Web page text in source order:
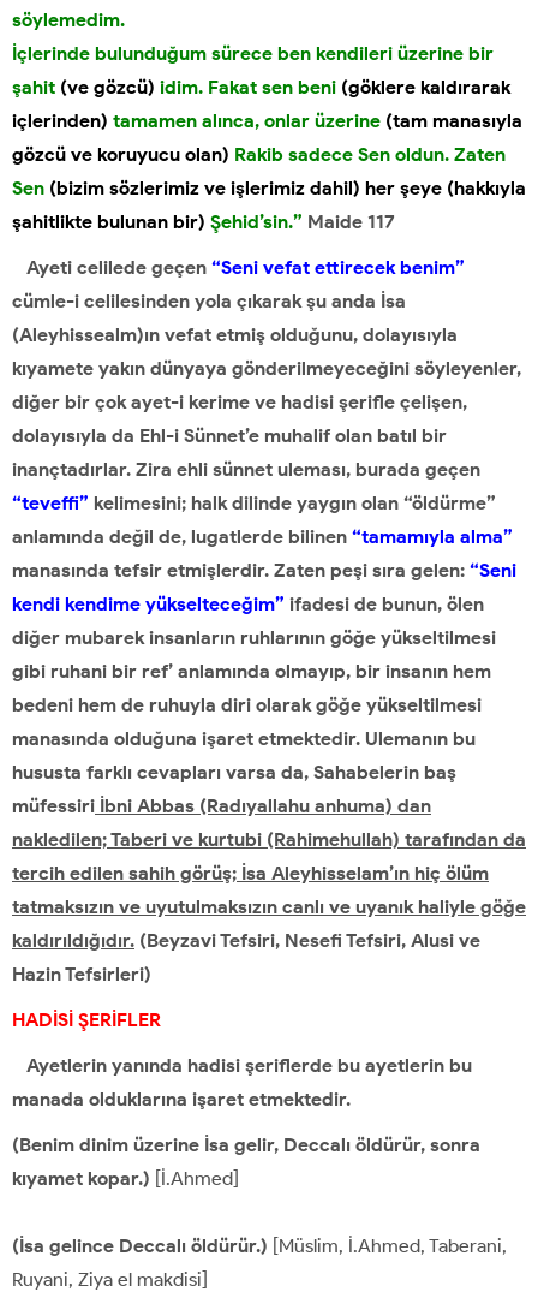
söylemedim.
İçlerinde bulunduğum sürece ben kendileri üzerine bir
şahit (ve gözcü) idim. Fakat sen beni (göklere kaldırarak
içlerinden) tamamen alınca, onlar üzerine (tam manasıyla
gözcü ve koruyucu olan) Rakib sadece Sen oldun. Zaten
Sen (bizim sözlerimiz ve işlerimiz dahil) her şeye (hakkıyla
şahitlikte bulunan bir) Şehid’sin.” Maide 117
Ayeti celilede geçen “Seni vefat ettirecek benim”
cümle-i celilesinden yola çıkarak şu anda İsa
(Aleyhissealm)ın vefat etmiş olduğunu, dolayısıyla
kıyamete yakın dünyaya gönderilmeyeceğini söyleyenler,
diğer bir çok ayet-i kerime ve hadisi şerifle çelişen,
dolayısıyla da Ehl-i Sünnet’e muhalif olan batıl bir
inançtadırlar. Zira ehli sünnet uleması, burada geçen
“teveffi” kelimesini; halk dilinde yaygın olan “öldürme”
anlamında değil de, lugatlerde bilinen “tamamıyla alma”
manasında tefsir etmişlerdir. Zaten peşi sıra gelen: “Seni
kendi kendime yükselteceğim” ifadesi de bunun, ölen
diğer mubarek insanların ruhlarının göğe yükseltilmesi
gibi ruhani bir ref’ anlamında olmayıp, bir insanın hem
bedeni hem de ruhuyla diri olarak göğe yükseltilmesi
manasında olduğuna işaret etmektedir. Ulemanın bu
hususta farklı cevapları varsa da, Sahabelerin baş
müfessiri İbni Abbas (Radıyallahu anhuma) dan
nakledilen; Taberi ve kurtubi (Rahimehullah) tarafından da
tercih edilen sahih görüş; İsa Aleyhisselam’ın hiç ölüm
tatmaksızın ve uyutulmaksızın canlı ve uyanık haliyle göğe
kaldırıldığıdır. (Beyzavi Tefsiri, Nesefi Tefsiri, Alusi ve
Hazin Tefsirleri)
HADİSİ ŞERİFLER
Ayetlerin yanında hadisi şeriflerde bu ayetlerin bu
manada olduklarına işaret etmektedir.
(Benim dinim üzerine İsa gelir, Deccalı öldürür, sonra
kıyamet kopar.) [İ.Ahmed]
(İsa gelince Deccalı öldürür.) [Müslim, İ.Ahmed, Taberani,
Ruyani, Ziya el makdisi]